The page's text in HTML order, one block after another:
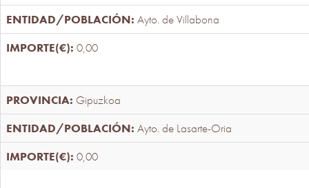
Ayto. de Villabona
0,00
Gipuzkoa
Ayto. de Lasarte-Oria
0,00